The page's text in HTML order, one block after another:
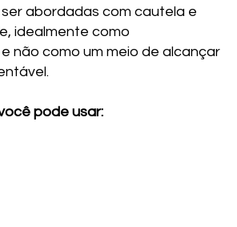
abordadas com cautela e
idealmente como
não como um meio de alcançar
pode usar: